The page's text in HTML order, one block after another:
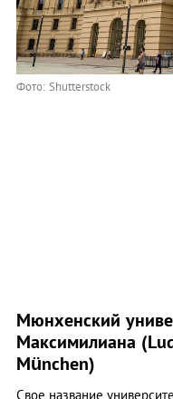
Фото: Shutterstock
Мюнхенский
Максимилиана
München)
Свое название